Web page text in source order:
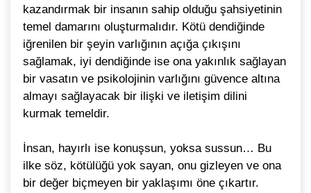
kazandırmak bir insanın sahip olduğu şahsiyetinin
temel damarını oluşturmalıdır. Kötü dendiğinde
iğrenilen bir şeyin varlığının açığa çıkışını
sağlamak, iyi dendiğinde ise ona yakınlık sağlayan
bir vasatın ve psikolojinin varlığını güvence altına
almayı sağlayacak bir ilişki ve iletişim dilini
kurmak temeldir.
İnsan, hayırlı ise konuşsun, yoksa sussun… Bu
ilke söz, kötülüğü yok sayan, onu gizleyen ve ona
bir değer biçmeyen bir yaklaşımı öne çıkartır.